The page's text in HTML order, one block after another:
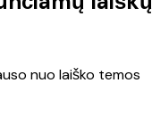
nuo laiško temos